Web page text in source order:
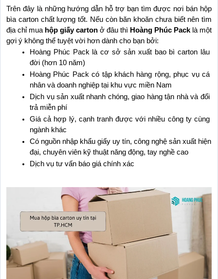
Trên đây là những hướng dẫn hỗ trợ bạn tìm được nơi bán hộp
bìa carton chất lượng tốt. Nếu còn băn khoăn chưa biết nên tìm
địa chỉ mua hộp giấy carton ở đâu thì Hoàng Phúc Pack là một
gợi ý không thể tuyệt vời hơn dành cho bạn bởi:
Hoàng Phúc Pack là cơ sở sản xuất bao bì carton lâu
đời (hơn 10 năm)
Hoàng Phúc Pack có tập khách hàng rộng, phục vụ cá
nhân và doanh nghiệp tại khu vực miền Nam
Dịch vụ sản xuất nhanh chóng, giao hàng tận nhà và đổi
trả miễn phí
Giá cả hợp lý, cạnh tranh được với nhiều công ty cùng
ngành khác
Có nguồn nhập khẩu giấy uy tín, công nghệ sản xuất hiện
đại, chuyên viên kỹ thuật năng động, tay nghề cao
Dịch vụ tư vấn báo giá chính xác